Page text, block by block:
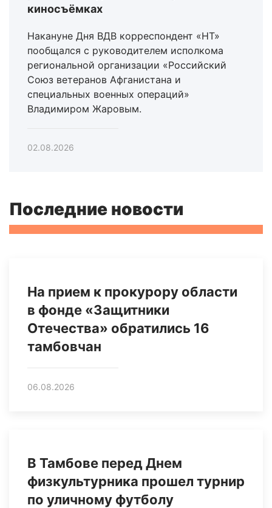
киносъёмках
Накануне Дня ВДВ корреспондент «НТ»
пообщался с руководителем исполкома
региональной организации «Российский
Союз ветеранов Афганистана и
специальных военных операций»
Владимиром Жаровым.
02.08.2026
Последние новости
На прием к прокурору области
в фонде «Защитники
Отечества» обратились 16
тамбовчан
06.08.2026
В Тамбове перед Днем
физкультурника прошел турнир
по уличному футболу